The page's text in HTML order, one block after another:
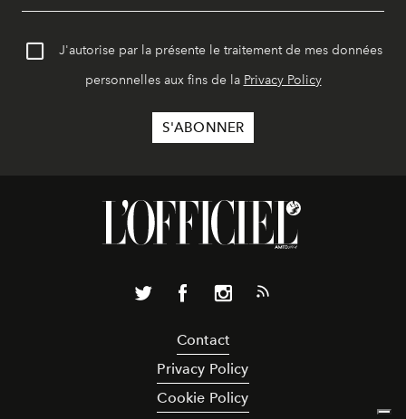
J'autorise par la présente le traitement de mes données
personnelles aux fins de la Privacy Policy
Contact
Privacy Policy
Cookie Policy